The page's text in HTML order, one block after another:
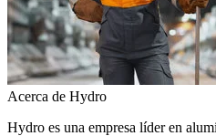
Acerca de Hydro
Hydro es una empresa líder en